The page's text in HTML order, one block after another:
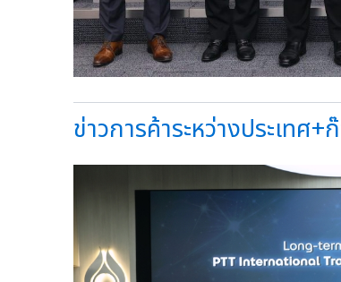
ข่าวการค้าระหว่างประเทศ